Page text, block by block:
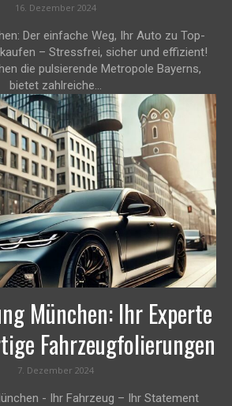
16. Dezember 2024
Der einfache Weg, Ihr Auto zu Top-
– Stressfrei, sicher und effizient!
die pulsierende Metropole Bayerns,
bietet zahlreiche...
München: Ihr Experte
Fahrzeugfolierungen
7. Dezember 2024
- Ihr Fahrzeug – Ihr Statement